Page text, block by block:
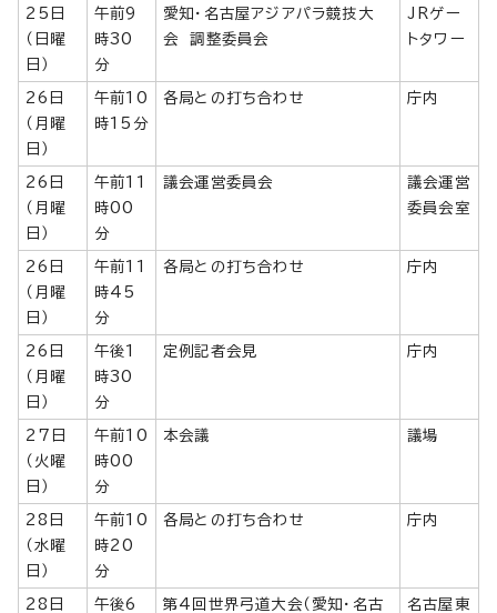
25日
（日曜
日）
午前9
時30
分
愛知・名古屋アジアパラ競技大
会 調整委員会
JRゲー
トタワー
26日
（月曜
日）
午前10
時15分
各局との打ち合わせ 庁内
26日
（月曜
日）
午前11
時00
分
議会運営委員会
議会運営
委員会室
26日
（月曜
日）
午前11
時45
分
各局との打ち合わせ 庁内
26日
（月曜
日）
午後1
時30
分
定例記者会見 庁内
27日
（火曜
日）
午前10
時00
分
本会議 議場
28日
（水曜
日）
午前10
時20
分
各局との打ち合わせ 庁内
28日
午後6
第4回世界弓道大会（愛知・名古
名古屋東